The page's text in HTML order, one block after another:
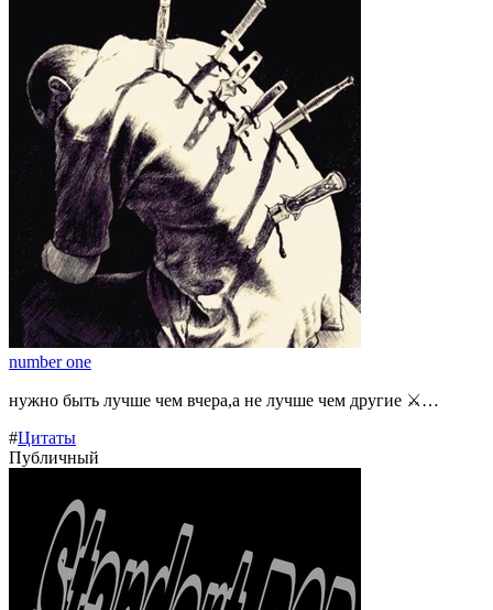
number one
нужно быть лучше чем вчера,а не лучше чем другие ⚔️…
#Цитаты
Публичный